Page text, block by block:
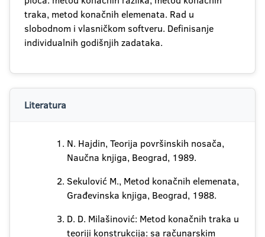
traka, metod konačnih elemenata. Rad u
slobodnom i vlasničkom softveru. Definisanje
individualnih godišnjih zadataka.
Literatura
N. Hajdin, Teorija površinskih nosača,
Naučna knjiga, Beograd, 1989.
Sekulović M., Metod konačnih elemenata,
Građevinska knjiga, Beograd, 1988.
D. D. Milašinović: Metod konačnih traka u
teoriji konstrukcija: sa računarskim